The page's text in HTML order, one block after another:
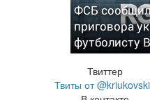
ФСБ
приговора
футболисту
Твиттер
Твиты от